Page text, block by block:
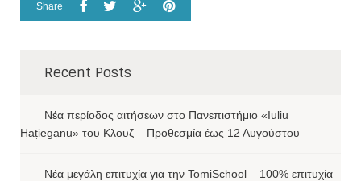
Share
Recent Posts
Νέα περίοδος αιτήσεων στο Πανεπιστήμιο «Iuliu
Hațieganu» του Κλουζ – Προθεσμία έως 12 Αυγούστου
Νέα μεγάλη επιτυχία για την TomiSchool – 100% επιτυχία